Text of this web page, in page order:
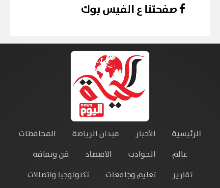
صفحتنا ع الفيس بوك
الرئيسية الأخبار ميدان الرياضة
المحافظات
عالم
الحوادث الاقتصاد
فن وثقافة
تقارير
تعليم وجامعات تكنولوجيا واتصالات